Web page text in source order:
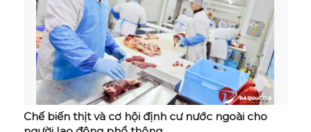
Chế biến thịt và cơ hội định cư nước ngoài cho